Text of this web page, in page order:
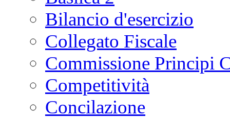
Bilancio d'esercizio
Collegato Fiscale
Commissione Principi
Competitività
Concilazione